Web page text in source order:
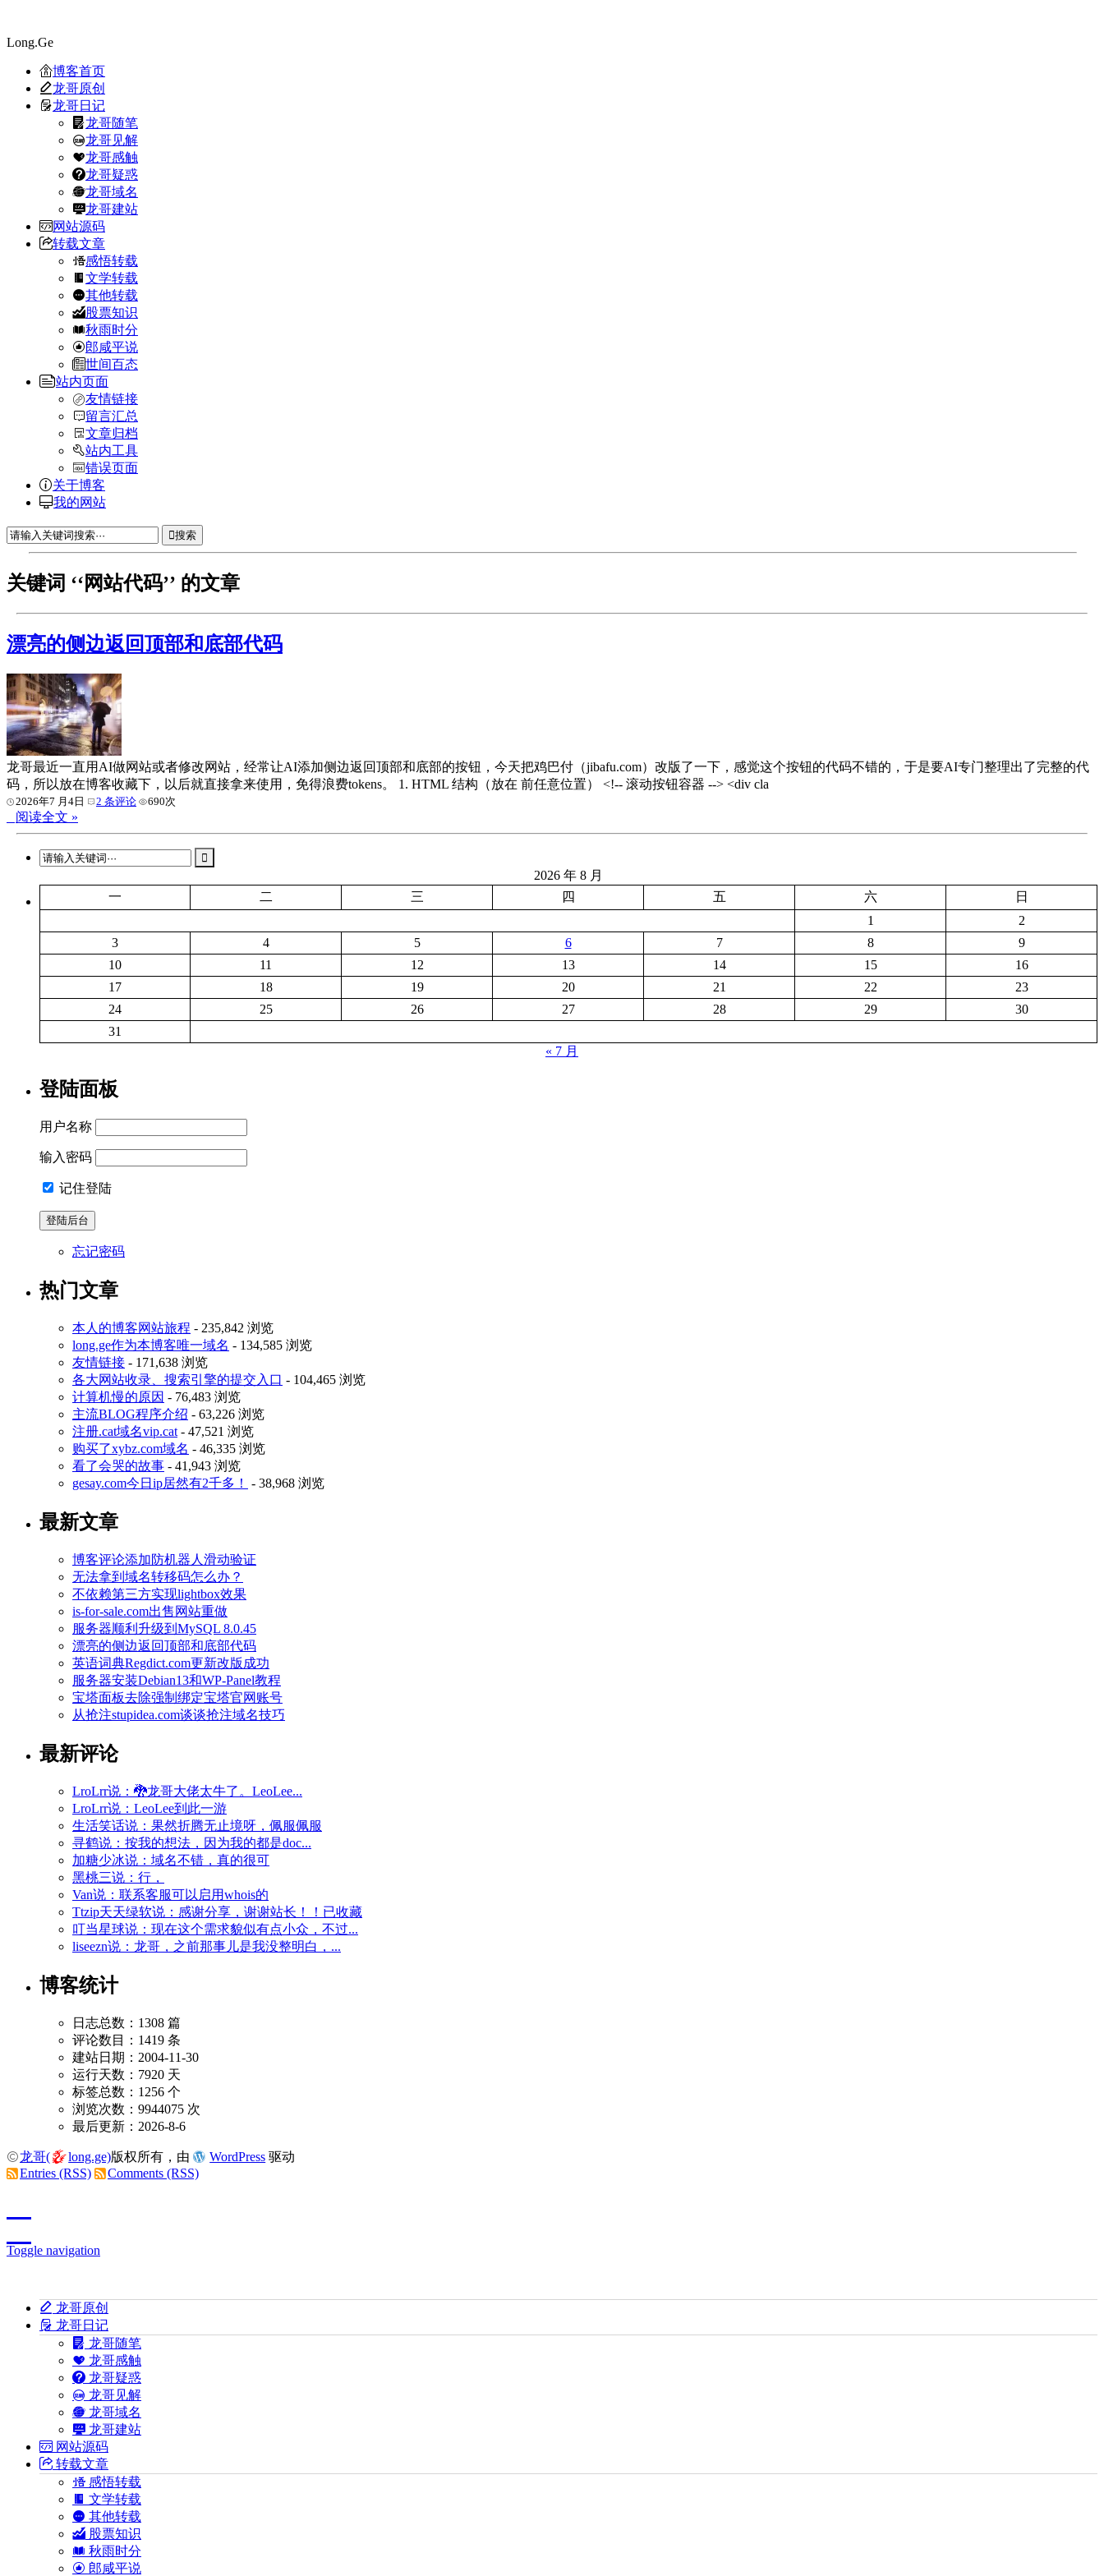
Long.Ge
博客首页
龙哥原创
龙哥日记
龙哥随笔
龙哥见解
龙哥感触
龙哥疑惑
龙哥域名
龙哥建站
网站源码
转载文章
感悟转载
文学转载
其他转载
股票知识
秋雨时分
郎咸平说
世间百态
站内页面
友情链接
留言汇总
文章归档
站内工具
错误页面
关于博客
我的网站
搜索
关键词 ‘‘网站代码’’ 的文章
漂亮的侧边返回顶部和底部代码
龙哥最近一直用AI做网站或者修改网站，经常让AI添加侧边返回顶部和底部的按钮，今天把鸡巴付（jibafu.com）改版了一下，感觉这个按钮的代码不错的，于是要AI专门整理出了完整的代
码，所以放在博客收藏下，以后就直接拿来使用，免得浪费tokens。 1. HTML 结构（放在 前任意位置） <!-- 滚动按钮容器 --> <div cla
2026年7 月4日 2 条评论 690次
阅读全文 »
2026 年 8 月
一
二 三 四 五 六
日
1
2
3
4 5 6 7 8
9
10
11 12 13 14 15
16
17
18 19 20 21 22
23
24
25 26 27 28 29
30
31
« 7 月
登陆面板
用户名称
输入密码
记住登陆
忘记密码
热门文章
本人的博客网站旅程 - 235,842 浏览
long.ge作为本博客唯一域名 - 134,585 浏览
友情链接 - 171,638 浏览
各大网站收录、搜索引擎的提交入口 - 104,465 浏览
计算机慢的原因 - 76,483 浏览
主流BLOG程序介绍 - 63,226 浏览
注册.cat域名vip.cat - 47,521 浏览
购买了xybz.com域名 - 46,335 浏览
看了会哭的故事 - 41,943 浏览
gesay.com今日ip居然有2千多！
- 38,968 浏览
最新文章
博客评论添加防机器人滑动验证
无法拿到域名转移码怎么办？
不依赖第三方实现lightbox效果
is-for-sale.com出售网站重做
服务器顺利升级到MySQL 8.0.45
漂亮的侧边返回顶部和底部代码
英语词典Regdict.com更新改版成功
服务器安装Debian13和WP-Panel教程
宝塔面板去除强制绑定宝塔官网账号
从抢注stupidea.com谈谈抢注域名技巧
最新评论
LroLrr说：🐉龙哥大佬太牛了。LeoLee...
LroLrr说：LeoLee到此一游
生活笑话说：果然折腾无止境呀，佩服佩服
寻鹤说：按我的想法，因为我的都是doc...
加糖少冰说：域名不错，真的很可
黑桃三说：行，
Van说：联系客服可以启用whois的
Ttzip天天绿软说：感谢分享，谢谢站长！！已收藏
叮当星球说：现在这个需求貌似有点小众，不过...
liseezn说：龙哥，之前那事儿是我没整明白，...
博客统计
日志总数：1308 篇
评论数目：1419 条
建站日期：2004-11-30
运行天数：7920 天
标签总数：1256 个
浏览次数：9944075 次
最后更新：2026-8-6
龙哥( long.ge)版权所有，由 WordPress 驱动
Entries (RSS)
Comments (RSS)
Toggle navigation
龙哥原创
龙哥日记
龙哥随笔
龙哥感触
龙哥疑惑
龙哥见解
龙哥域名
龙哥建站
网站源码
转载文章
感悟转载
文学转载
其他转载
股票知识
秋雨时分
郎咸平说